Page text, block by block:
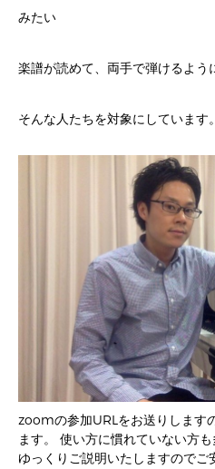
みたい
楽譜が読めて、両手で弾けるよう
そんな人たちを対象にしています。
zoomの参加URLをお送りします
ます。 使い方に慣れていない方
ゆっくりご説明いたしますのでご